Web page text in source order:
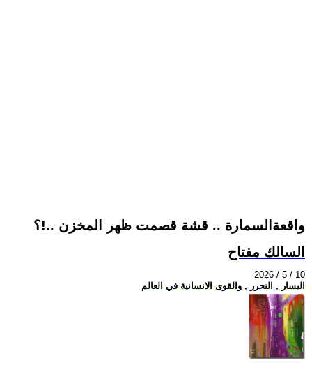
واقعةالسمارة .. قشة قصمت ظهر المخزن ..!؟
السالك مفتاح
2026 / 5 / 10
اليسار , التحرر , والقوى الانسانية في العالم